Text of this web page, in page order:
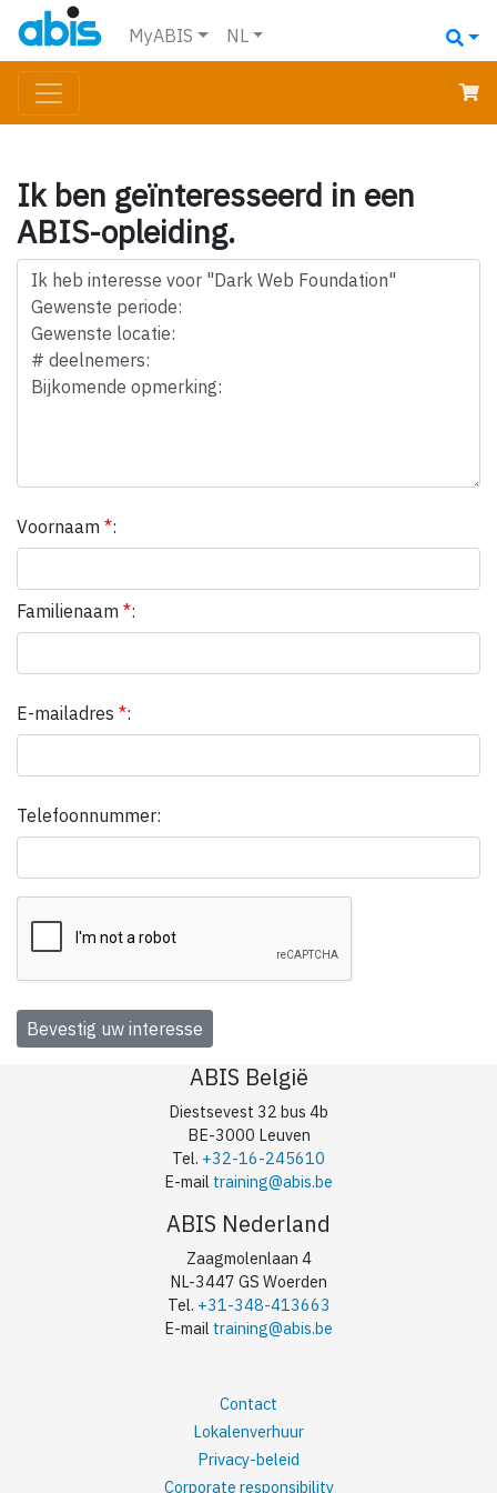
MyABIS NL
Ik ben geïnteresseerd in een
ABIS-opleiding.
Voornaam *:
Familienaam *:
E-mailadres *:
Telefoonnummer:
ABIS België
Diestsevest 32 bus 4b
BE-3000 Leuven
Tel. +32-16-245610
E-mail training@abis.be
ABIS Nederland
Zaagmolenlaan 4
NL-3447 GS Woerden
Tel. +31-348-413663
E-mail training@abis.be
Contact
Lokalenverhuur
Privacy-beleid
Corporate responsibility